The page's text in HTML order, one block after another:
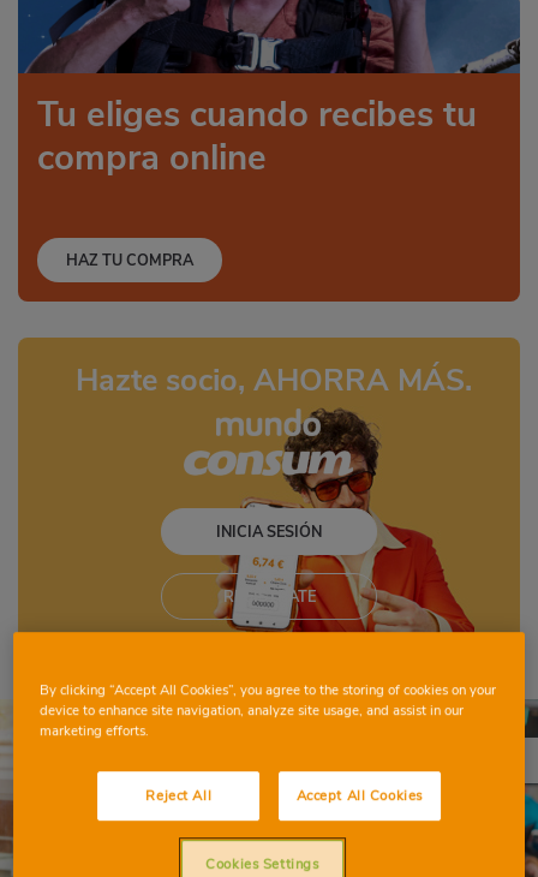
Tu eliges cuando recibes tu
compra online
HAZ TU COMPRA
Hazte socio, AHORRA MÁS.
REGÍSTRATE
Los frescos
By clicking “Accept All Cookies”, you agree to the storing of cookies on your
device to enhance site navigation, analyze site usage, and assist in our
marketing efforts.
Reject All Accept All Cookies
Cookies Settings